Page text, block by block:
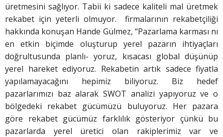
üretmesini sağlıyor. Tabii ki sadece kaliteli mal üretmek
rekabet için yeterli olmuyor. firmalarının rekabetçiliği
hakkında konuşan Hande Gülmez, “Pazarlama karması nı
en etkin biçimde oluşturup yerel pazarın ihtiyaçları
doğrultusunda planlı- yoruz, kısacası global düşünüp
yerel hareket ediyoruz. Rekabetin artık sadece fiyatla
yapılamayacağını hepimiz biliyoruz. Biz hedef
pazarlarımızı baz alarak SWOT analizi yapıyoruz ve o
bölgedeki rekabet gücümüzü buluyoruz. Her pazara
göre rekabet gücümüz farklılık gösteriyor çünkü bu
pazarlarda yerel üretici olan rakiplerimiz var ve